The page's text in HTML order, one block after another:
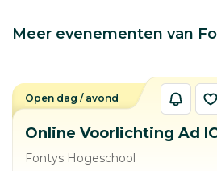
Meer evenementen van
Online Voorlichting Ad
Fontys Hogeschool
Open dag / avond